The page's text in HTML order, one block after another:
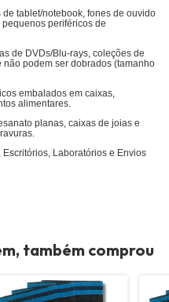
de tablet/notebook, fones de ouvido
periféricos de
de DVDs/Blu-rays, coleções de
podem ser dobrados (tamanho
embalados em caixas,
alimentares.
planas, caixas de joias e
Laboratórios e Envios
também comprou